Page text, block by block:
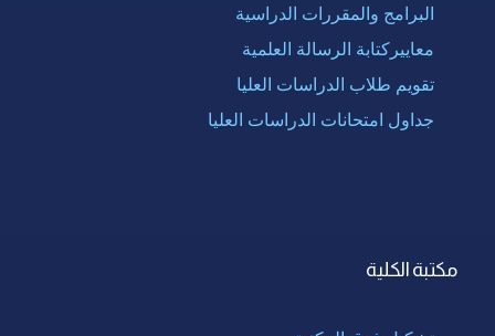
البرامج والمقررات الدراسية
معاييركتابة الرسالة العلمية
تقويم طلاب الدراسات العليا
جداول امتحانات الدراسات العليا
مكتبة الكلية